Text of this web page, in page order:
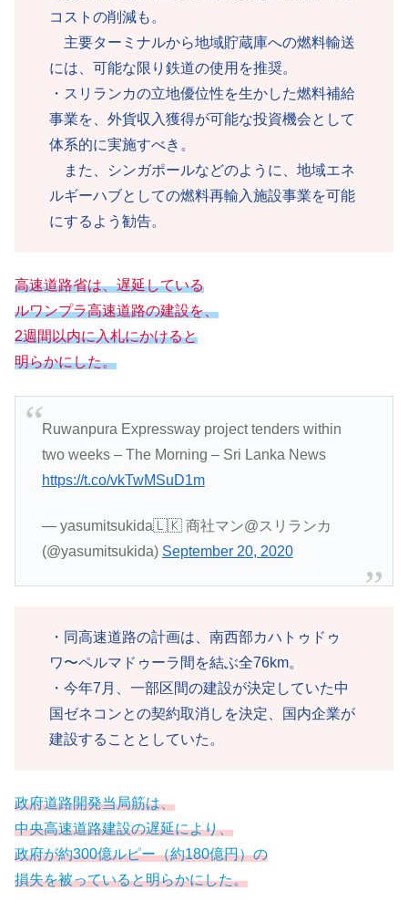
コストの削減も。
主要ターミナルから地域貯蔵庫への燃料輸送
には、可能な限り鉄道の使用を推奨。
・スリランカの立地優位性を生かした燃料補給
事業を、外貨収入獲得が可能な投資機会として
体系的に実施すべき。
また、シンガポールなどのように、地域エネ
ルギーハブとしての燃料再輸入施設事業を可能
にするよう勧告。
高速道路省は、遅延している
ルワンプラ高速道路の建設を、
2週間以内に入札にかけると
明らかにした。
Ruwanpura Expressway project tenders within
two weeks – The Morning – Sri Lanka News
https://t.co/vkTwMSuD1m
— yasumitsukida🇱🇰 商社マン@スリランカ
(@yasumitsukida) September 20, 2020
・同高速道路の計画は、南西部カハトゥドゥ
ワ〜ペルマドゥーラ間を結ぶ全76km。
・今年7月、一部区間の建設が決定していた中
国ゼネコンとの契約取消しを決定、国内企業が
建設することとしていた。
政府道路開発当局筋は、
中央高速道路建設の遅延により、
政府が約300億ルピー（約180億円）の
損失を被っていると明らかにした。